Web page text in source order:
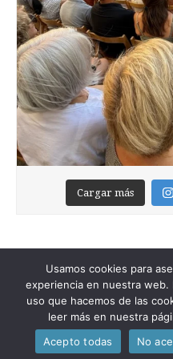
Cargar más
Copyright © 2026
The Magazine
Usamos cookies para
experiencia en nuestra web.
uso que hacemos de las
leer más en nuestra
Acepto todas
No